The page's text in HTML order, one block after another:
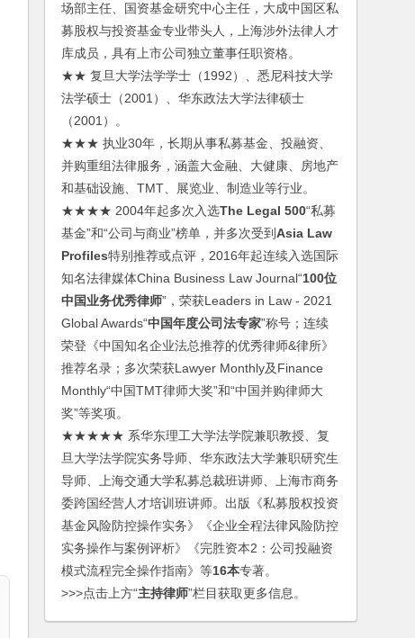
场部主任、国资基金研究中心主任，大成中国区私
募股权与投资基金专业带头人，上海涉外法律人才
库成员，具有上市公司独立董事任职资格。
★★ 复旦大学法学学士（1992）、悉尼科技大学
法学硕士（2001）、华东政法大学法律硕士
（2001）。
★★★ 执业30年，长期从事私募基金、投融资、
并购重组法律服务，涵盖大金融、大健康、房地产
和基础设施、TMT、展览业、制造业等行业。
★★★★ 2004年起多次入选The Legal 500“私募
基金”和“公司与商业”榜单，并多次受到Asia Law
Profiles特别推荐或点评，2016年起连续入选国际
知名法律媒体China Business Law Journal“100位
中国业务优秀律师”，荣获Leaders in Law - 2021
Global Awards“中国年度公司法专家”称号；连续
荣登《中国知名企业法总推荐的优秀律师&律所》
推荐名录；多次荣获Lawyer Monthly及Finance
Monthly“中国TMT律师大奖”和“中国并购律师大
奖”等奖项。
★★★★★ 系华东理工大学法学院兼职教授、复
旦大学法学院实务导师、华东政法大学兼职研究生
导师、上海交通大学私募总裁班讲师、上海市商务
委跨国经营人才培训班讲师。出版《私募股权投资
基金风险防控操作实务》《企业全程法律风险防控
实务操作与案例评析》《完胜资本2：公司投融资
模式流程完全操作指南》等16本专著。
>>>点击上方“主持律师”栏目获取更多信息。